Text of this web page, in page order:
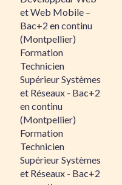
et Web Mobile –
Bac+2 en continu
(Montpellier)
Formation
Technicien
Supérieur Systèmes
et Réseaux - Bac+2
en continu
(Montpellier)
Formation
Technicien
Supérieur Systèmes
et Réseaux - Bac+2